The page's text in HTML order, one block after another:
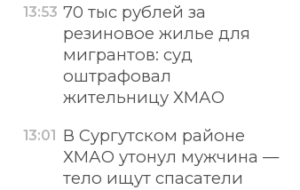
13:53 70 тыс рублей за
резиновое жилье для
мигрантов: суд
оштрафовал
жительницу ХМАО
13:01
В Сургутском районе
ХМАО утонул мужчина —
тело ищут спасатели